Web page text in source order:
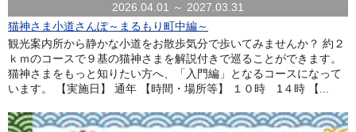
2026.04.01 ～ 2027.03.31
猫神さま小道さんぽ～まるもり町中編～
観光案内所から静かな小道をお散歩気分で歩いてみませんか？ 約２
ｋｍのコースで９基の猫神さまを解説付きで巡ることができます。
猫神さまをもっと知りたい方へ、「入門編」となるコースになって
います。 【実施日】 通年 【時間・場所等】 １０時 1４時 【...